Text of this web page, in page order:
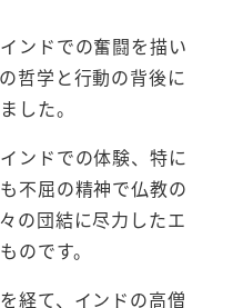
ンドでの奮闘を描い
哲学と行動の背後に
した。
ンドでの体験、特に
不屈の精神で仏教の
の団結に尽力したエ
のです。
経て、インドの高僧